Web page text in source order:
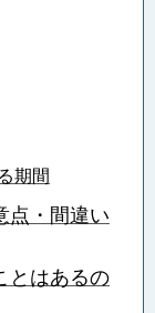
期間
点・間違い
とはあるの